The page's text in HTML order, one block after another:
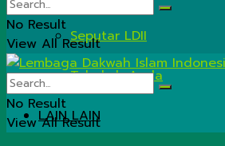
Seputar LDII
Tahukah Anda
LAIN LAIN
No Result
View All Result
No Result
View All Result